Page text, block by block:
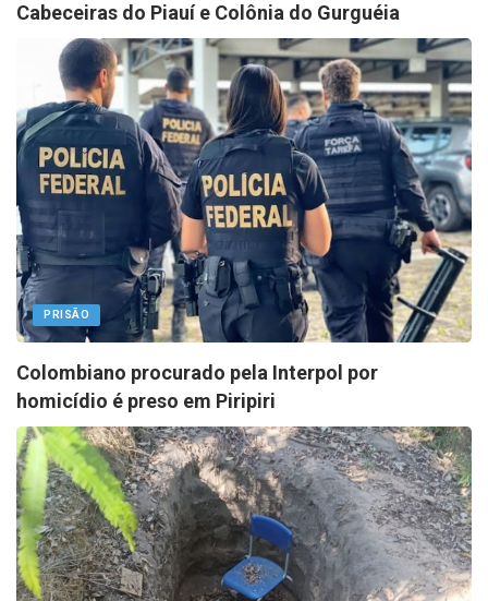
Cabeceiras do Piauí e Colônia do Gurguéia
PRISÃO
Colombiano procurado pela Interpol por
homicídio é preso em Piripiri